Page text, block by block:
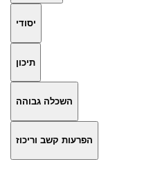
יסודי
תיכון
השכלה גבוהה
הפרעות קשב וריכוז